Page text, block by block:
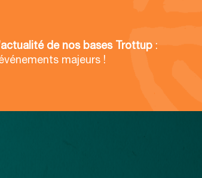
de nos bases Trottup :
majeurs !